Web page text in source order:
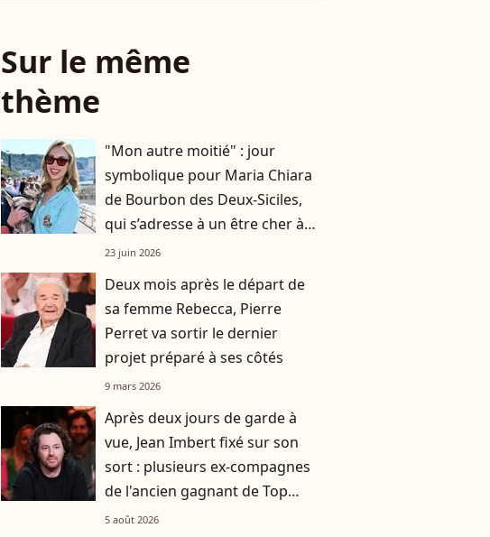
Sur le même
thème
"Mon autre moitié" : jour
symbolique pour Maria Chiara
de Bourbon des Deux-Siciles,
qui s’adresse à un être cher à
son cœur
23 juin 2026
Deux mois après le départ de
sa femme Rebecca, Pierre
Perret va sortir le dernier
projet préparé à ses côtés
9 mars 2026
Après deux jours de garde à
vue, Jean Imbert fixé sur son
sort : plusieurs ex-compagnes
de l'ancien gagnant de Top
Chef entendues
5 août 2026